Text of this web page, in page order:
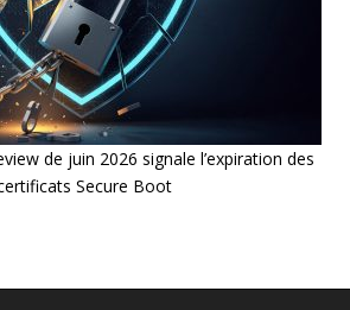
de juin 2026 signale l’expiration des
Secure Boot